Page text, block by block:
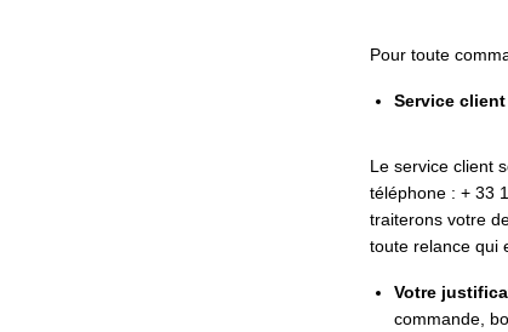
Pour toute
Service
Le service client
téléphone : + 33
traiterons votre
toute relance qui
Votre
commande,